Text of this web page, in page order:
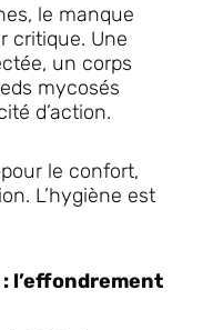
le manque
critique. Une
un corps
mycosés
d’action.
le confort,
L’hygiène est
l’effondrement